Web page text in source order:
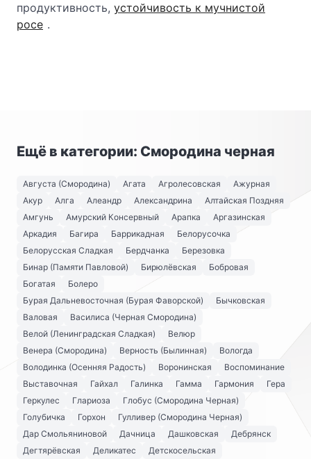
продуктивность, устойчивость к мучнистой
росе .
Ещё в категории: Смородина черная
Августа (Смородина) Агата Агролесовская
Ажурная
Акур
Алга Алеандр Александрина
Алтайская Поздняя
Амгунь
Амурский Консервный Арапка
Аргазинская
Аркадия
Багира Баррикадная
Белорусочка
Белорусская Сладкая
Бердчанка
Березовка
Бинар (Памяти Павловой)
Бирюлёвская
Бобровая
Богатая
Болеро
Бурая Дальневосточная (Бурая Фаворской)
Бычковская
Валовая
Василиса (Черная Смородина)
Велой (Ленинградская Сладкая)
Велюр
Венера (Смородина)
Верность (Былинная)
Вологда
Володинка (Осенняя Радость)
Воронинская
Воспоминание
Выставочная
Гайхал Галинка Гамма Гармония
Гера
Геркулес
Глариоза
Глобус (Смородина Черная)
Голубичка
Горхон
Гулливер (Смородина Черная)
Дар Смольяниновой
Дачница Дашковская
Дебрянск
Дегтярёвская
Деликатес
Детскосельская